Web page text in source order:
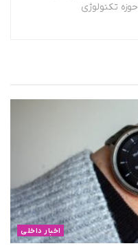
حوزه تکنولوژی
اخبار داخلی